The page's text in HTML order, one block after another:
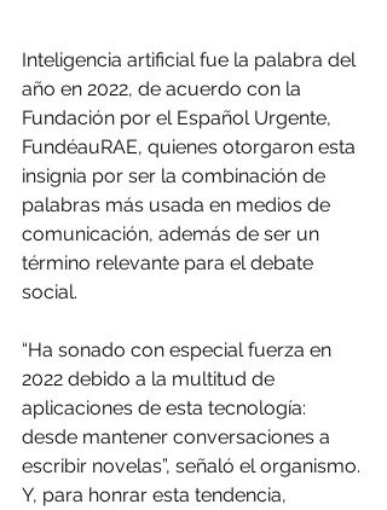
Inteligencia artificial fue la palabra del
año en 2022, de acuerdo con la
Fundación por el Español Urgente,
FundéauRAE, quienes otorgaron esta
insignia por ser la combinación de
palabras más usada en medios de
comunicación, además de ser un
término relevante para el debate
social.
“Ha sonado con especial fuerza en
2022 debido a la multitud de
aplicaciones de esta tecnología:
desde mantener conversaciones a
escribir novelas”, señaló el organismo.
Y, para honrar esta tendencia,